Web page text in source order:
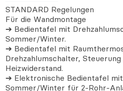
STANDARD Regelungen
Für die Wandmontage
➔ Bedientafel mit
Sommer/Winter.
➔ Bedientafel mit
Drehzahlumschalter,
Heizwiderstand.
➔ Elektronische Bedientafel
Sommer/Winter für 2-Rohr-